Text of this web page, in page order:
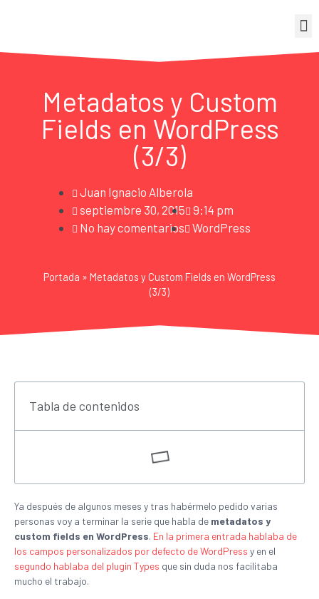
Metadatos y Custom
Fields en WordPress
(3/3)
Juan Ignacio Alberola
septiembre 30, 2015 9:14 pm
No hay comentarios WordPress
Portada » Metadatos y Custom Fields en WordPress
(3/3)
Tabla de contenidos
Ya después de algunos meses y tras habérmelo pedido varias
personas voy a terminar la serie que habla de metadatos y
custom fields en WordPress. En la primera entrada hablaba de
los campos personalizados por defecto de WordPress y en el
segundo hablaba del plugin Types que sin duda nos facilitaba
mucho el trabajo.